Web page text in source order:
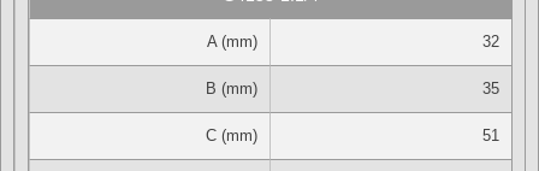
A (mm) 32
B (mm) 35
C (mm) 51